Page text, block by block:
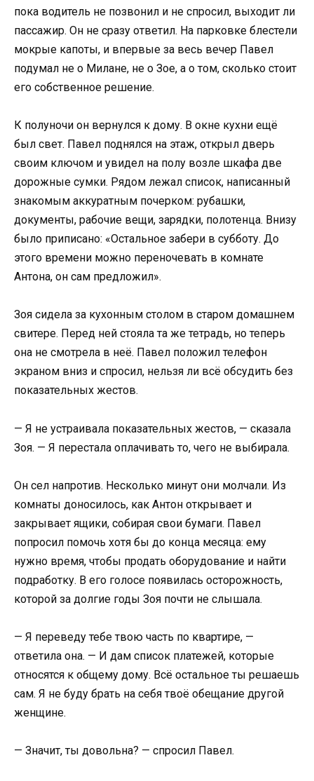
пока водитель не позвонил и не спросил, выходит ли
пассажир. Он не сразу ответил. На парковке блестели
мокрые капоты, и впервые за весь вечер Павел
подумал не о Милане, не о Зое, а о том, сколько стоит
его собственное решение.
К полуночи он вернулся к дому. В окне кухни ещё
был свет. Павел поднялся на этаж, открыл дверь
своим ключом и увидел на полу возле шкафа две
дорожные сумки. Рядом лежал список, написанный
знакомым аккуратным почерком: рубашки,
документы, рабочие вещи, зарядки, полотенца. Внизу
было приписано: «Остальное забери в субботу. До
этого времени можно переночевать в комнате
Антона, он сам предложил».
Зоя сидела за кухонным столом в старом домашнем
свитере. Перед ней стояла та же тетрадь, но теперь
она не смотрела в неё. Павел положил телефон
экраном вниз и спросил, нельзя ли всё обсудить без
показательных жестов.
— Я не устраивала показательных жестов, — сказала
Зоя. — Я перестала оплачивать то, чего не выбирала.
Он сел напротив. Несколько минут они молчали. Из
комнаты доносилось, как Антон открывает и
закрывает ящики, собирая свои бумаги. Павел
попросил помочь хотя бы до конца месяца: ему
нужно время, чтобы продать оборудование и найти
подработку. В его голосе появилась осторожность,
которой за долгие годы Зоя почти не слышала.
— Я переведу тебе твою часть по квартире, —
ответила она. — И дам список платежей, которые
относятся к общему дому. Всё остальное ты решаешь
сам. Я не буду брать на себя твоё обещание другой
женщине.
— Значит, ты довольна? — спросил Павел.